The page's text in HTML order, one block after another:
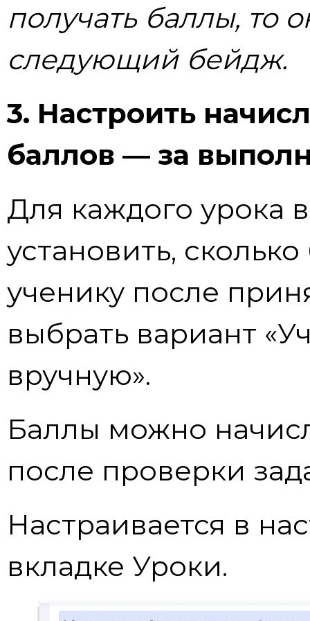
получать баллы, то
следующий бейдж.
3. Настроить
баллов — за
Для каждого урока
установить,
ученику после
выбрать вариант
вручную».
Баллы можно
после проверки
Настраивается в
вкладке Уроки.